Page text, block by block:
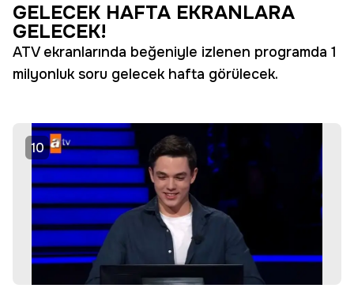
GELECEK HAFTA EKRANLARA
GELECEK!
ATV ekranlarında beğeniyle izlenen programda 1
milyonluk soru gelecek hafta görülecek.
10